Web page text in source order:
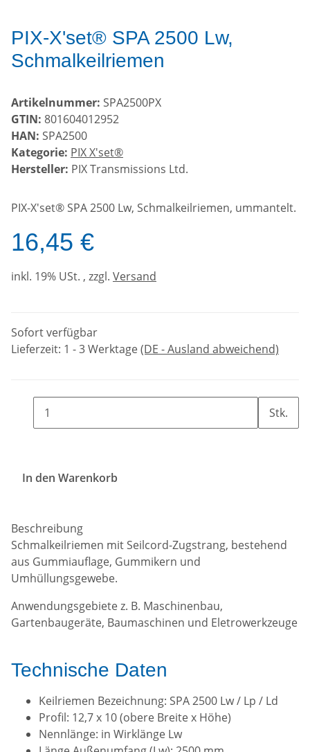
PIX-X'set® SPA 2500 Lw,
Schmalkeilriemen
Artikelnummer: SPA2500PX
GTIN: 801604012952
HAN: SPA2500
Kategorie: PIX X'set®
Hersteller: PIX Transmissions Ltd.
PIX-X'set® SPA 2500 Lw, Schmalkeilriemen, ummantelt.
16,45 €
inkl. 19% USt. , zzgl. Versand
Sofort verfügbar
Lieferzeit: 1 - 3 Werktage(DE - Ausland abweichend)
Stk.
In den Warenkorb
Beschreibung
Schmalkeilriemen mit Seilcord-Zugstrang, bestehend
aus Gummiauflage, Gummikern und
Umhüllungsgewebe.
Anwendungsgebiete z. B. Maschinenbau,
Gartenbaugeräte, Baumaschinen und Eletrowerkzeuge
Technische Daten
Keilriemen Bezeichnung: SPA 2500 Lw / Lp / Ld
Profil: 12,7 x 10 (obere Breite x Höhe)
Nennlänge: in Wirklänge Lw